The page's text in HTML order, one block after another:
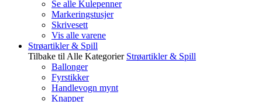
Se alle Kulepenner
Markeringstusjer
Skrivesett
Vis alle varene
Strøartikler & Spill
Tilbake til Alle Kategorier Strøartikler & Spill
Ballonger
Fyrstikker
Handlevogn mynt
Knapper